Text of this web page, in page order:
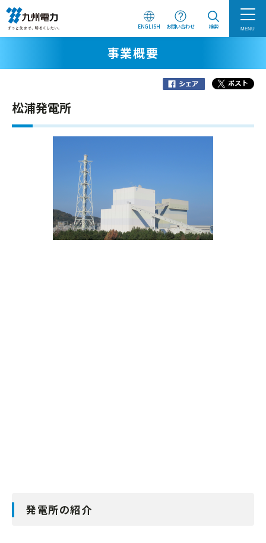
ENGLISH お問い合わせ 検索 MENU
事業概要
松浦発電所
発電所の紹介